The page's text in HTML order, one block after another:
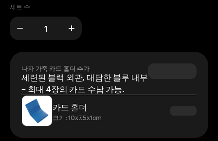
세트 수
나파 가죽 카드 홀더 추가
세련된 블랙 외관, 대담한 블루 내부
– 최대 4장의 카드 수납 가능.
카드 홀더
크기: 10x7.5x1cm